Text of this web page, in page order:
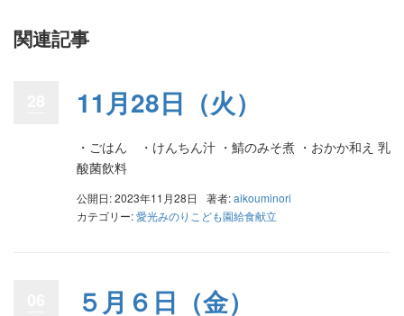
関連記事
11月28日（火）
・ごはん ・けんちん汁 ・鯖のみそ煮 ・おかか和え 乳
酸菌飲料
公開日: 2023年11月28日 著者:aikouminori
カテゴリー:愛光みのりこども園給食献立
５月６日（金）